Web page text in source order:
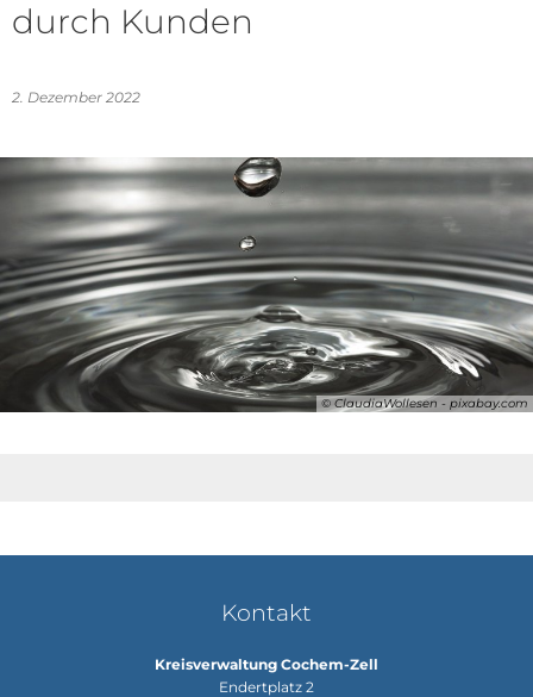
durch Kunden
2. Dezember 2022
© ClaudiaWollesen - pixabay.com
Kontakt
Kreisverwaltung Cochem-Zell
Endertplatz 2